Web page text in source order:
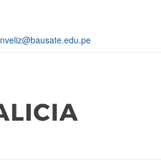
nveliz@bausate.edu.pe